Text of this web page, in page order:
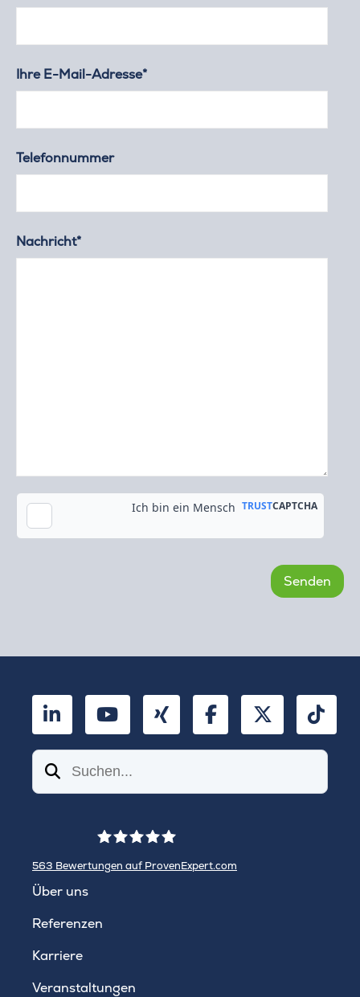
Ihre E-Mail-Adresse*
Telefonnummer
Nachricht*
Kopie an meine E-Mail-Adresse senden
LinkedInYouTubeXing FacebookTwitter
Suchen
563 Bewertungen auf ProvenExpert.com
Über uns
Referenzen
Karriere
Veranstaltungen